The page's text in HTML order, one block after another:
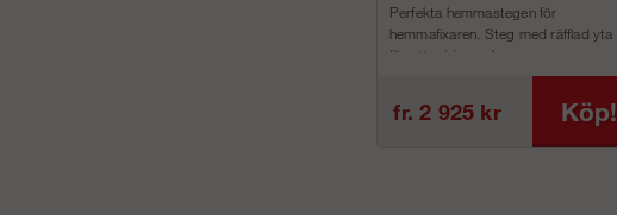
Perfekta hemmastegen för
hemmafixaren. Steg med räfflad yta
för att minimera h...
fr. 2 925 kr Köp!